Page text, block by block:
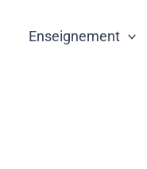
Enseignement